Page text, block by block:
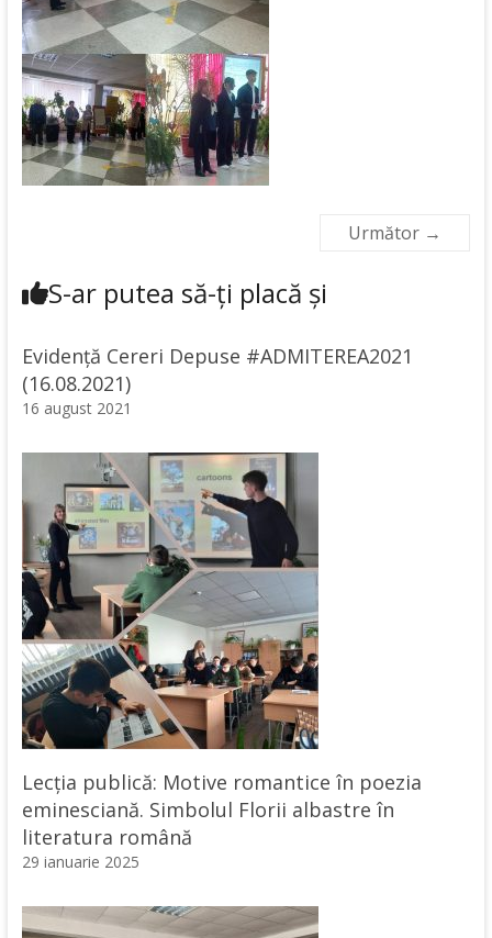
Următor →
S-ar putea să-ți placă și
Evidență Cereri Depuse #ADMITEREA2021
(16.08.2021)
16 august 2021
Lecția publică: Motive romantice în poezia
eminesciană. Simbolul Florii albastre în
literatura română
29 ianuarie 2025